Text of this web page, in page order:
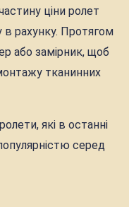
ціни ролет
в рахунку. Протягом
або замірник, щоб
тканинних
які в останні
серед